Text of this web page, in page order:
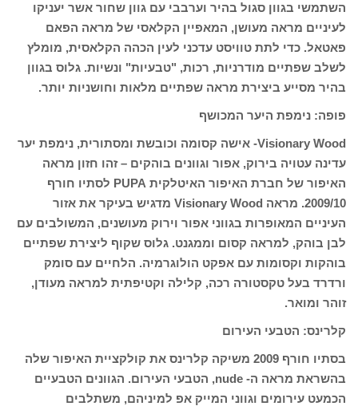
השתמשי בגוון סגול בהיר וערבבי עם גוון שחור אשר יעניקו
לעיניים מראה מעושן, המאפיין הקלאסי של מראה הפאם
פאטאל. כדי לתת טוויסט עדכני לעין הכהה הקלאסית, מומלץ
לשלב שפתיים מודרניות, רכות, "טבעיות" ונשיות. גלוס בגוון
בהיר מסייע ביצירת מראה שפתיים מלאות וחושניות יותר.
פופה: נימפת היער המכושף
Visionary Wood- אישה קסומה וכובשת ומסתורית, נימפת יער
עדינה עטויה בירוק, אפור וגוונים בוהקים – זהו חזון מראה
האיפור של חברת האיפור האיטלקית PUPA לסתיו חורף
2009/10. מראה Visionary Wood מדגיש בעיקר את אזור
העיניים המאופרות בגווני אפור וירוק מעושנים, המשולבים עם
לבן בוהק, למראה קסום וממגנט. גלוס שקוף ליצירת שפתיים
בוהקות וקסומות עם אפקט הולוגרמיה. הלחיים עם סומק
ורדרד בעל טקסטורה רכה, קלילה וקטיפתית למראה מעודן,
זוהר ומואר.
קלרינס: הטבעי העירום
בסתיו חורף 2009 משיקה קלרינס את קולקציית האיפור שלה
בהשראת מראה ה- nude, הטבעי העירום. הגוונים הטבעיים
הכמעט עירומים וגווני המייק אפ למיניהם, משתלבים